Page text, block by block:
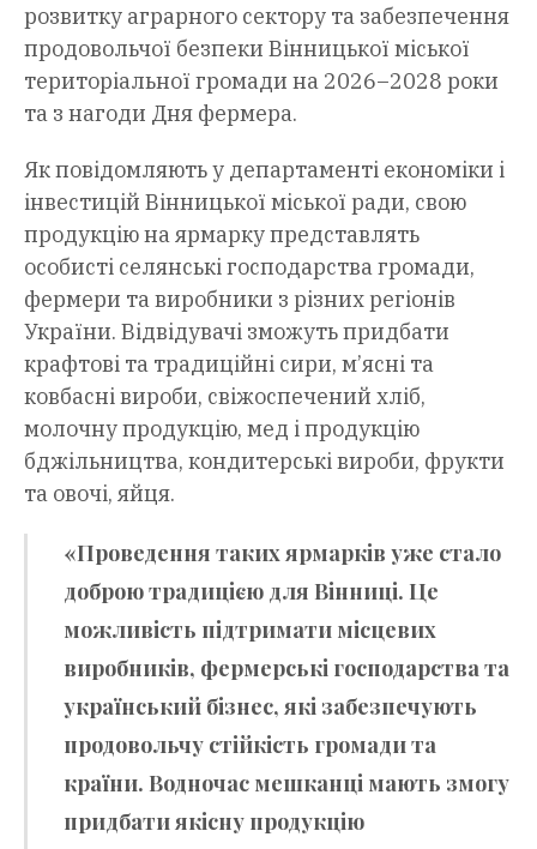
розвитку аграрного сектору та забезпечення
продовольчої безпеки Вінницької міської
територіальної громади на 2026–2028 роки
та з нагоди Дня фермера.
Як повідомляють у департаменті економіки і
інвестицій Вінницької міської ради, свою
продукцію на ярмарку представлять
особисті селянські господарства громади,
фермери та виробники з різних регіонів
України. Відвідувачі зможуть придбати
крафтові та традиційні сири, м’ясні та
ковбасні вироби, свіжоспечений хліб,
молочну продукцію, мед і продукцію
бджільництва, кондитерські вироби, фрукти
та овочі, яйця.
«Проведення таких ярмарків уже стало
доброю традицією для Вінниці. Це
можливість підтримати місцевих
виробників, фермерські господарства та
український бізнес, які забезпечують
продовольчу стійкість громади та
країни. Водночас мешканці мають змогу
придбати якісну продукцію